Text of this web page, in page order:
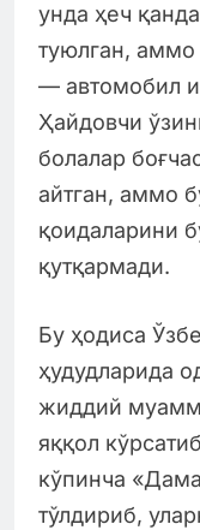
унда ҳеч
туюлган,
— автомобил
Ҳайдовчи
болалар
айтган, аммо
қоидаларини
қутқармади.
Бу ҳодиса
ҳудудларида
жиддий
яққол
кўпинча
тўлдириб,